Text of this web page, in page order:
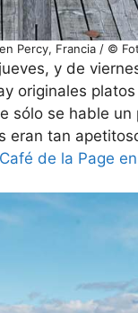
Percy, Francia / ©
y de
originales
sólo se hable
eran tan
Café de la Page